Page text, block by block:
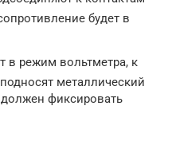
будет в
в режим вольтметра, к
металлический
фиксировать